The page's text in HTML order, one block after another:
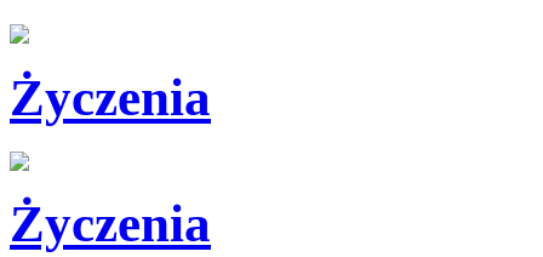
Życzenia
Życzenia